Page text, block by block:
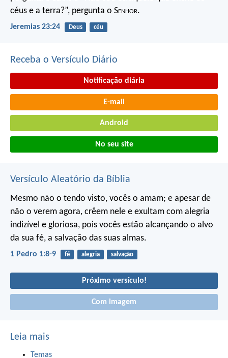
céus e a terra?”, pergunta o Senhor.
Jeremias 23:24 Deus céu
Receba o Versículo Diário
Notificação diária
E-mail
Android
No seu site
Versículo Aleatório da Bíblia
Mesmo não o tendo visto, vocês o amam; e apesar de
não o verem agora, crêem nele e exultam com alegria
indizível e gloriosa, pois vocês estão alcançando o alvo
da sua fé, a salvação das suas almas.
1 Pedro 1:8-9 fé alegria salvação
Próximo versículo!
Com imagem
Leia mais
Temas